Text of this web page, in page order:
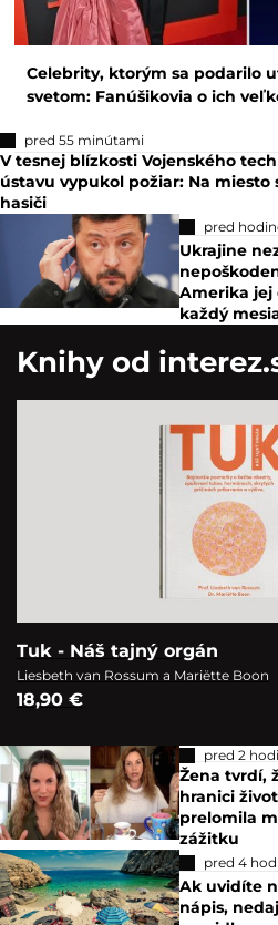
Celebrity, ktorým sa podarilo
svetom: Fanúšikovia o ich
pred 55 minútami
V tesnej blízkosti Vojenského
ústavu vypukol požiar: Na
hasiči
pred
Ukrajine
Amerika jej
každý
Knihy od
Tuk - Náš tajný orgán
Liesbeth van Rossum a Mariëtte Boon
18,90 €
pred 2
Žena tvrdí,
hranici
prelomila
zážitku
pred 4
Ak uvidíte
nápis,